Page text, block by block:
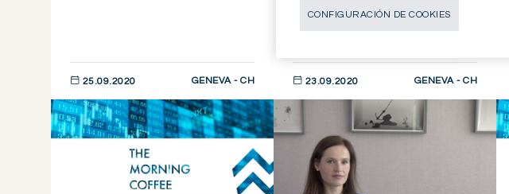
25.09.2020 GENEVA - CH
DESCUBRIR AHORA
23.09.2020 GENEVA - CH
DESCUBRIR AHORA
CONFIGURACIÓN DE COOKIES